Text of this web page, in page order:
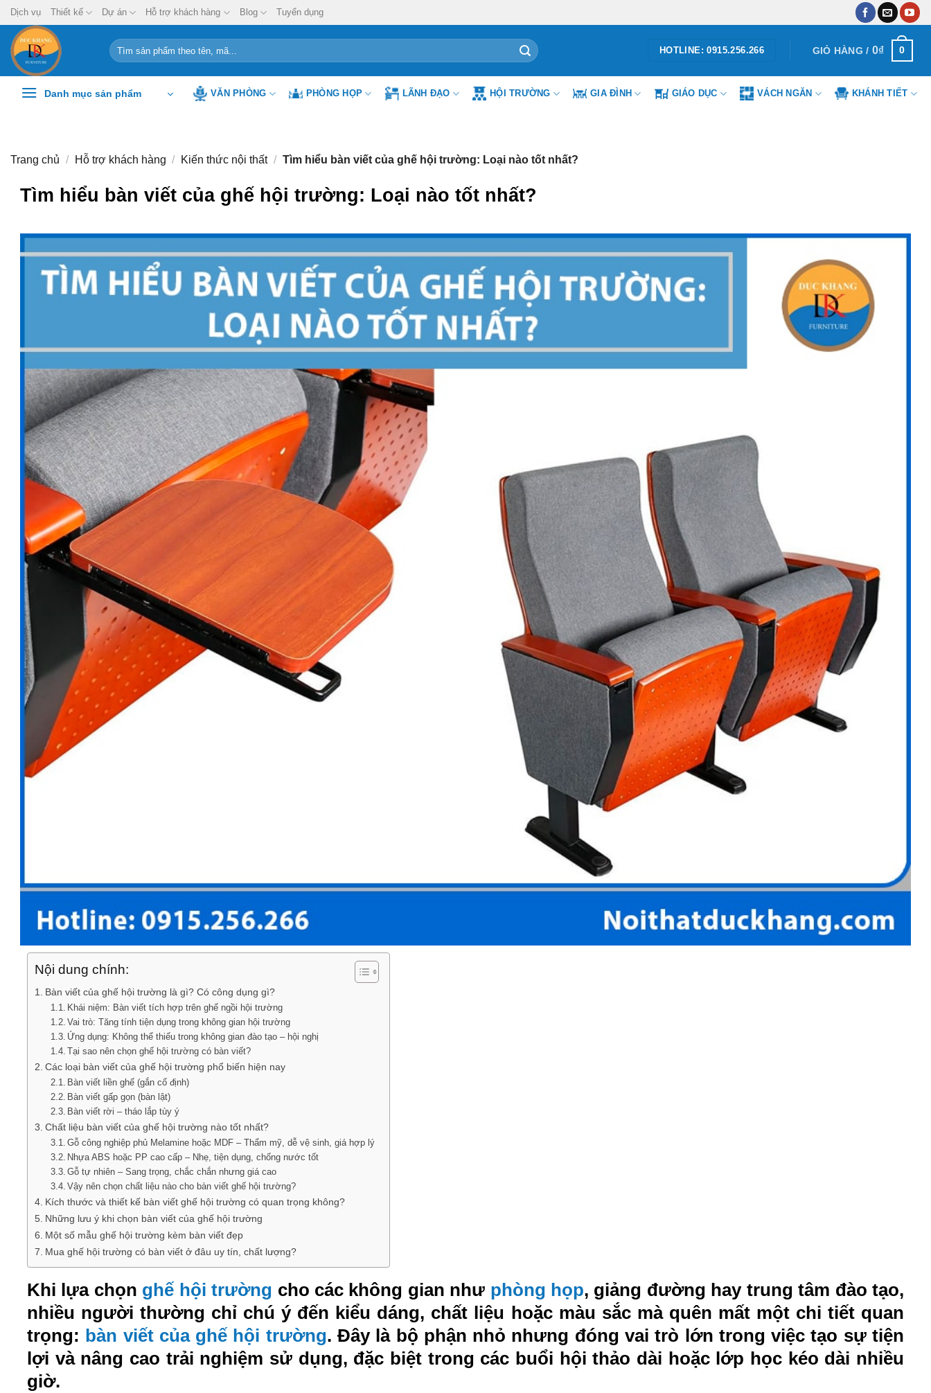
Chuyển
đến
nội
dung
Dịch vụ Thiết kế Dự án Hỗ trợ khách hàng Blog Tuyển dụng
Tìm
kiếm:
HOTLINE: 0915.256.266 GIỎ HÀNG / 0₫ 0
Danh mục sản phẩm VĂN PHÒNG PHÒNG HỌP LÃNH ĐẠO HỘI TRƯỜNG GIA ĐÌNH GIÁO DỤC VÁCH NGĂN KHÁNH TIẾT
Trang chủ / Hỗ trợ khách hàng / Kiến thức nội thất / Tìm hiểu bàn viết của ghế hội trường: Loại nào tốt nhất?
Tìm hiểu bàn viết của ghế hội trường: Loại nào tốt nhất?
Nội dung chính:
Bàn viết của ghế hội trường là gì? Có công dụng gì?
Khái niệm: Bàn viết tích hợp trên ghế ngồi hội trường
Vai trò: Tăng tính tiện dụng trong không gian hội trường
Ứng dụng: Không thể thiếu trong không gian đào tạo – hội nghị
Tại sao nên chọn ghế hội trường có bàn viết?
Các loại bàn viết của ghế hội trường phổ biến hiện nay
Bàn viết liền ghế (gắn cố định)
Bàn viết gấp gọn (bàn lật)
Bàn viết rời – tháo lắp tùy ý
Chất liệu bàn viết của ghế hội trường nào tốt nhất?
Gỗ công nghiệp phủ Melamine hoặc MDF – Thẩm mỹ, dễ vệ sinh, giá hợp lý
Nhựa ABS hoặc PP cao cấp – Nhẹ, tiện dụng, chống nước tốt
Gỗ tự nhiên – Sang trọng, chắc chắn nhưng giá cao
Vậy nên chọn chất liệu nào cho bàn viết ghế hội trường?
Kích thước và thiết kế bàn viết ghế hội trường có quan trọng không?
Những lưu ý khi chọn bàn viết của ghế hội trường
Một số mẫu ghế hội trường kèm bàn viết đẹp
Mua ghế hội trường có bàn viết ở đâu uy tín, chất lượng?
Khi lựa chọn ghế hội trường cho các không gian như phòng họp, giảng đường hay trung tâm đào tạo,
nhiều người thường chỉ chú ý đến kiểu dáng, chất liệu hoặc màu sắc mà quên mất một chi tiết quan
trọng: bàn viết của ghế hội trường. Đây là bộ phận nhỏ nhưng đóng vai trò lớn trong việc tạo sự tiện
lợi và nâng cao trải nghiệm sử dụng, đặc biệt trong các buổi hội thảo dài hoặc lớp học kéo dài nhiều
giờ.